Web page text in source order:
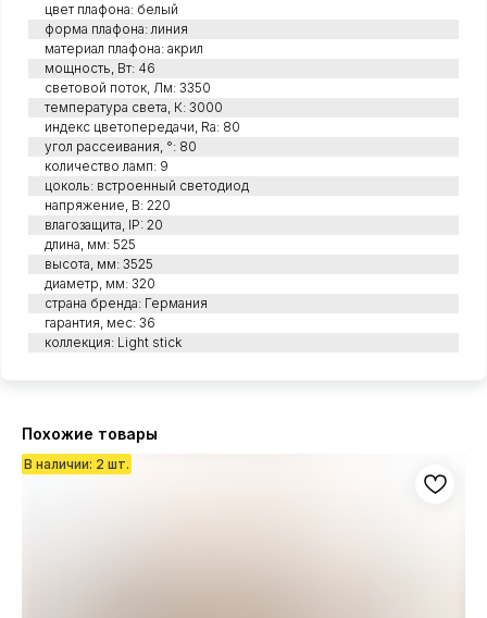
цвет плафона: белый
форма плафона: линия
материал плафона: акрил
мощность, Вт: 46
световой поток, Лм: 3350
температура света, К: 3000
индекс цветопередачи, Ra: 80
угол рассеивания, °: 80
количество ламп: 9
цоколь: встроенный светодиод
напряжение, В: 220
влагозащита, IP: 20
длина, мм: 525
высота, мм: 3525
диаметр, мм: 320
страна бренда: Германия
гарантия, мес: 36
коллекция: Light stick
Похожие товары